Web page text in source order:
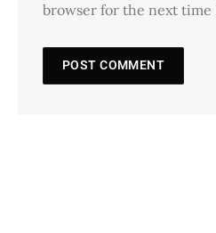
browser for the next time